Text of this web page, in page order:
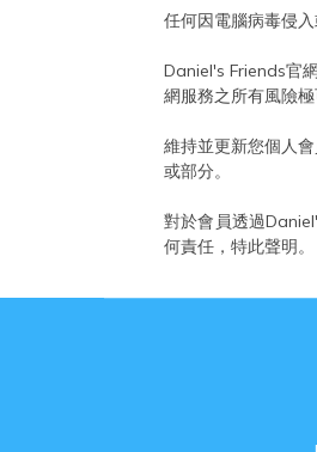
任何因電腦病毒侵
Daniel's Friends官
網服務之所有風險極
維持並更新您個人
或部分。
對於會員透過
何責任，特此聲明。